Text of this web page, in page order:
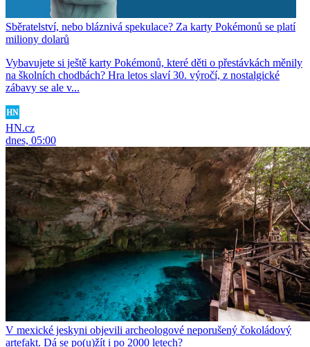
Sběratelství, nebo bláznivá spekulace? Za karty Pokémonů se platí
miliony dolarů
Vybavujete si ještě karty Pokémonů, které děti o přestávkách měnily
na školních chodbách? Hra letos slaví 30. výročí, z nostalgické
zábavy se ale v...
HN.cz
dnes, 05:00
V mexické jeskyni objevili archeologové neporušený čokoládový
artefakt. Dá se po(u)žít i po 2000 letech?